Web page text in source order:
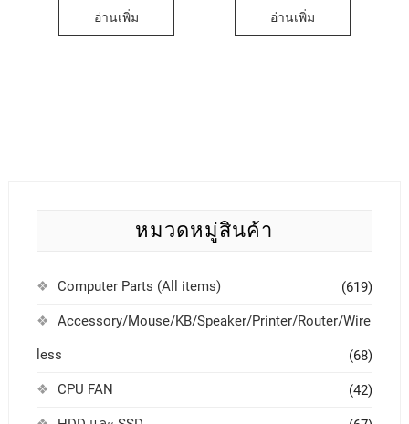
อ่านเพิ่ม อ่านเพิ่ม
หมวดหมู่สินค้า
Computer Parts (All items) (619)
Accessory/Mouse/KB/Speaker/Printer/Router/Wire
less (68)
CPU FAN (42)